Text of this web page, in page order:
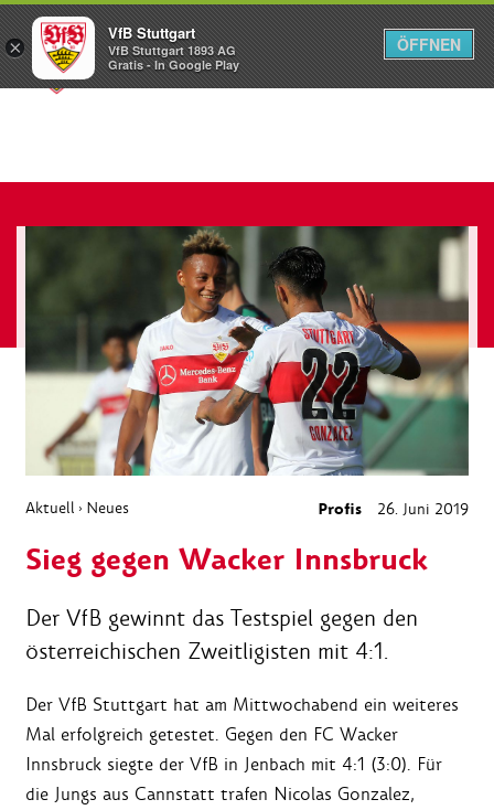
Menü
Aktuell › Neues Profis 26. Juni 2019
Sieg gegen Wacker Innsbruck
Der VfB gewinnt das Testspiel gegen den
österreichischen Zweitligisten mit 4:1.
Der VfB Stuttgart hat am Mittwochabend ein weiteres
Mal erfolgreich getestet. Gegen den FC Wacker
Innsbruck siegte der VfB in Jenbach mit 4:1 (3:0). Für
die Jungs aus Cannstatt trafen Nicolas Gonzalez,
×
VfB Stuttgart
VfB Stuttgart 1893 AG
Gratis - In Google Play
ÖFFNEN